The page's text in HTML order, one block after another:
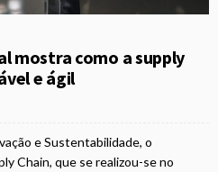
mostra como a supply
e ágil
e Sustentabilidade, o
Chain, que se realizou-se no